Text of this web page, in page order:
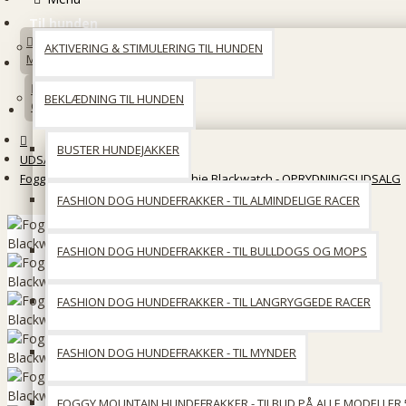
Til hunden
AKTIVERING & STIMULERING TIL HUNDEN
BEKLÆDNING TIL HUNDEN
BUSTER HUNDEJAKKER
FASHION DOG HUNDEFRAKKER - TIL ALMINDELIGE RACER
FASHION DOG HUNDEFRAKKER - TIL BULLDOGS OG MOPS
FASHION DOG HUNDEFRAKKER - TIL LANGRYGGEDE RACER
FASHION DOG HUNDEFRAKKER - TIL MYNDER
Min konto
Opret en konto
UDSALG
Foggy Mountain Snuggler Frenchie Blackwatch - OPRYDNINGSUDSALG